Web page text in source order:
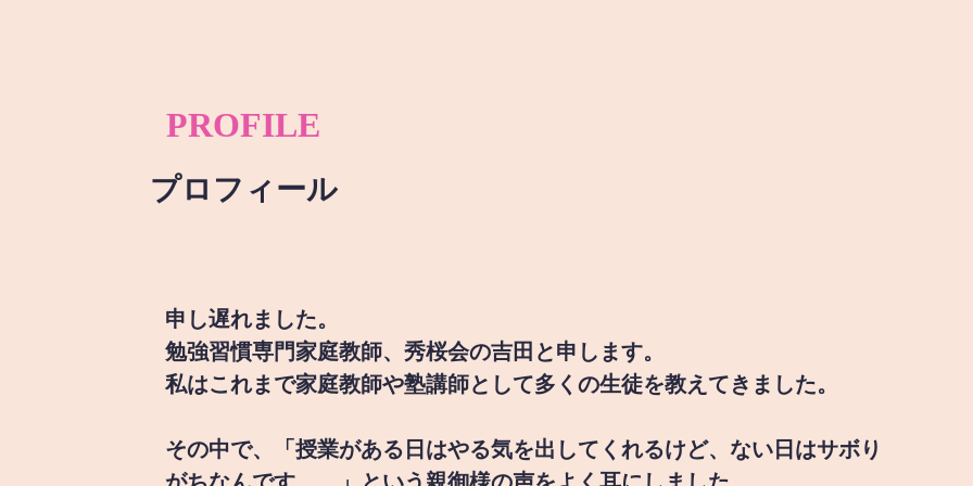
PROFILE
プロフィール
申し遅れました。
勉強習慣専門家庭教師、秀桜会の吉田と申します。
私はこれまで家庭教師や塾講師として多くの生徒を教えてきました。
その中で、「授業がある日はやる気を出してくれるけど、ない日はサボり